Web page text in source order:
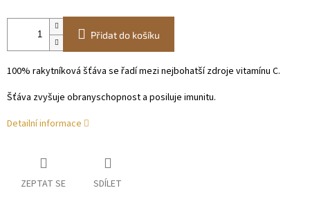
Přidat do košíku
100% rakytníková šťáva se řadí mezi nejbohatší zdroje vitamínu C.
Šťáva zvyšuje obranyschopnost a posiluje imunitu.
Detailní informace
ZEPTAT SE SDÍLET